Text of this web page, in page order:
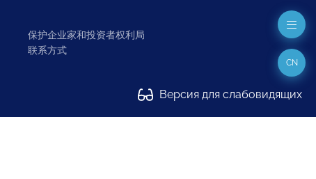
保护企业家和投资者权利局
联系方式
Версия для слабовидящих
CN